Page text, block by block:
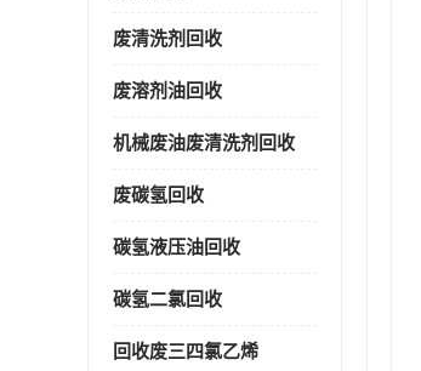
废清洗剂回收
废溶剂油回收
机械废油废清洗剂回收
废碳氢回收
碳氢液压油回收
碳氢二氯回收
回收废三四氯乙烯